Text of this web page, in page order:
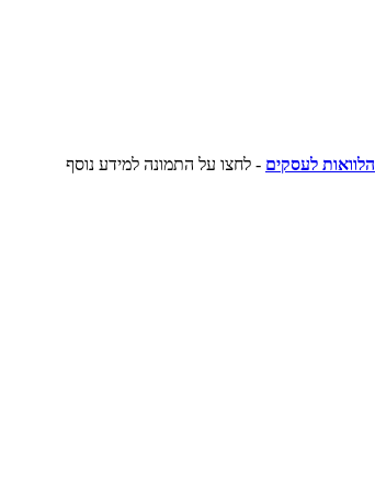
הלוואות לעסקים - לחצו על התמונה למידע נוסף